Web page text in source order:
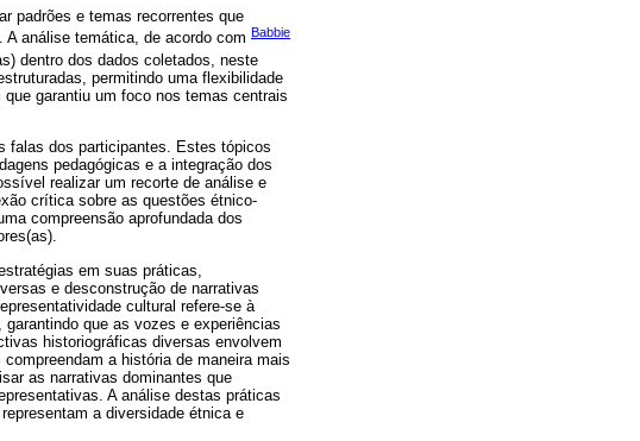
padrões e temas recorrentes que
análise temática, de acordo com Babbie
dentro dos dados coletados, neste
permitindo uma flexibilidade
garantiu um foco nos temas centrais
falas dos participantes. Estes tópicos
pedagógicas e a integração dos
realizar um recorte de análise e
crítica sobre as questões étnico-
compreensão aprofundada dos
em suas práticas,
e desconstrução de narrativas
cultural refere-se à
que as vozes e experiências
historiográficas diversas envolvem
a história de maneira mais
as narrativas dominantes que
A análise destas práticas
a diversidade étnica e